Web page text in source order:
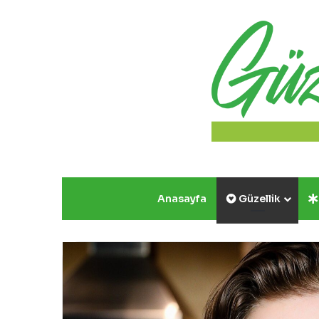
Anasayfa Güzellik
Parıldayan
Üçlüsü
Golden
Rose’da!